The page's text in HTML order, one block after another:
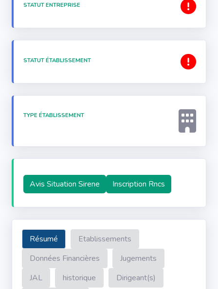
STATUT ENTREPRISE
STATUT ÉTABLISSEMENT
TYPE ÉTABLISSEMENT
Avis Situation Sirene Inscription Rncs
Résumé
Etablissements
Données Financières
Jugements
JAL
historique
Dirigeant(s)